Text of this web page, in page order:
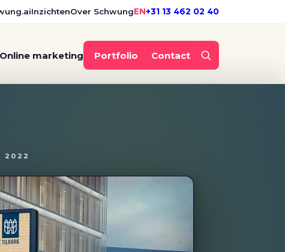
InzichtenOver SchwungEN+31 13 462 02 40
Online marketing Portfolio Contact
2022